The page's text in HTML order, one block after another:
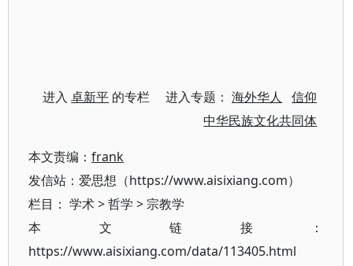
进入卓新平 的专栏 进入专题：海外华人
信仰
中华民族文化共同体
本文责编： frank
发信站：爱思想（https://www.aisixiang.com）
栏目： 学术>哲学 >宗教学
本文链接：
https://www.aisixiang.com/data/113405.html